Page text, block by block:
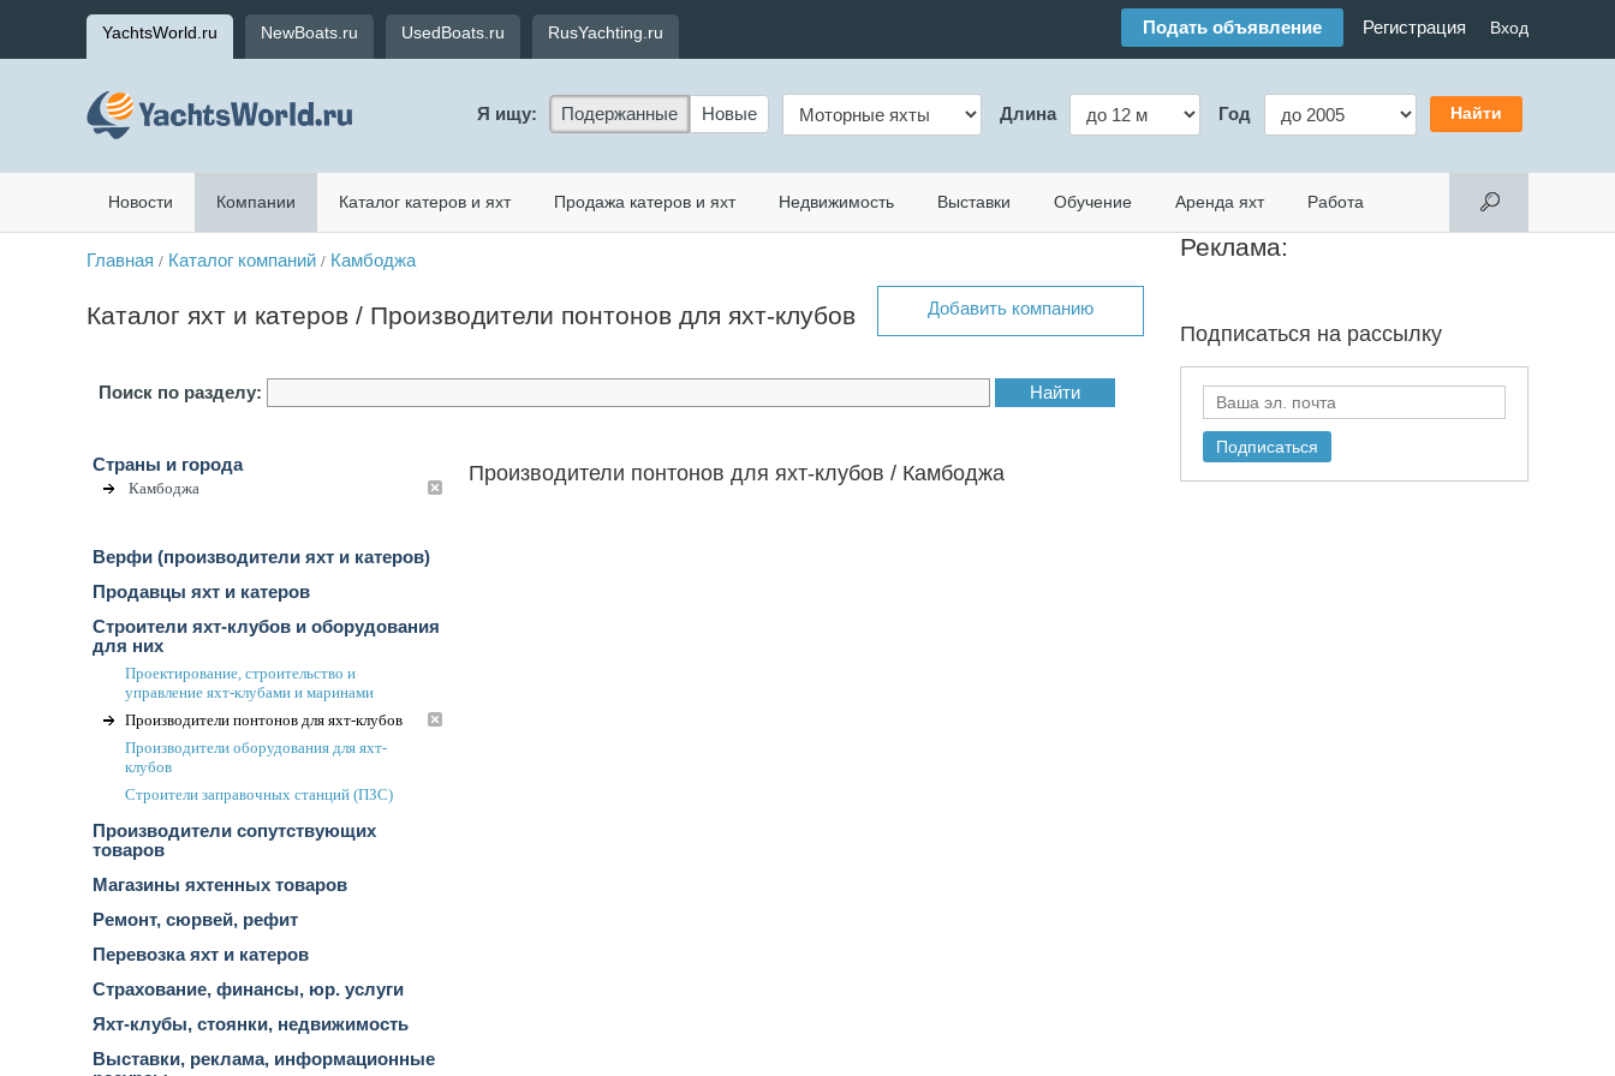
YachtsWorld.ru NewBoats.ru UsedBoats.ru RusYachting.ru Подать объявление Регистрация Вход
Я ищу: Подержанные Новые Длина Год
Новости Компании Каталог катеров и яхт Продажа катеров и яхт Недвижимость Выставки Обучение Аренда яхт Работа
Главная / Каталог компаний / Камбоджа
Каталог яхт и катеров / Производители понтонов для яхт-клубов Добавить компанию
Поиск по разделу:
Страны и города
Камбоджа
Верфи (производители яхт и катеров)
Продавцы яхт и катеров
Строители яхт-клубов и оборудования
для них
Проектирование, строительство и
управление яхт-клубами и маринами
Производители понтонов для яхт-клубов
Производители оборудования для яхт-
клубов
Строители заправочных станций (ПЗС)
Производители сопутствующих
товаров
Магазины яхтенных товаров
Ремонт, сюрвей, рефит
Перевозка яхт и катеров
Страхование, финансы, юр. услуги
Яхт-клубы, стоянки, недвижимость
Выставки, реклама, информационные
Производители понтонов для яхт-клубов / Камбоджа
Реклама:
Подписаться на рассылку